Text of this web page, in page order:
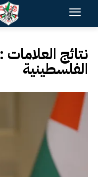
نتائج العلامات :
الفلسطينية